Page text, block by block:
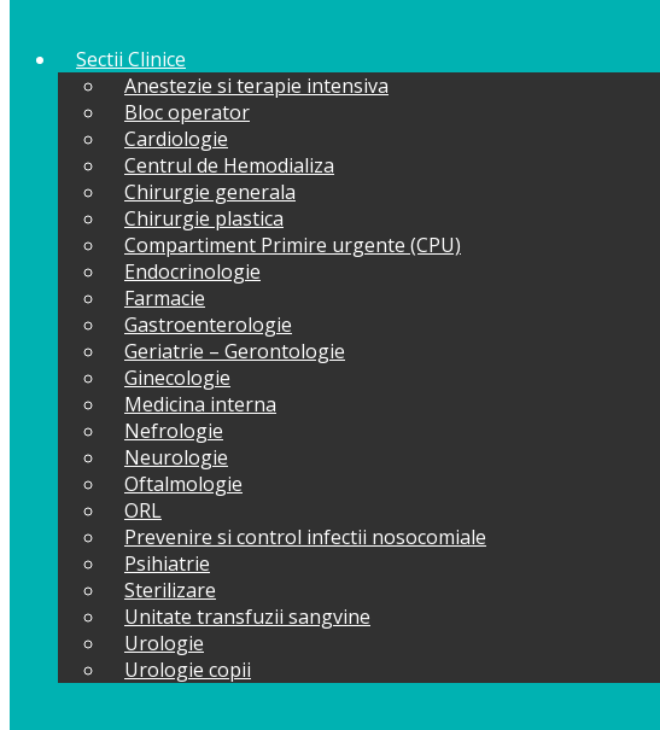
Sectii Clinice
Anestezie si terapie intensiva
Bloc operator
Cardiologie
Centrul de Hemodializa
Chirurgie generala
Chirurgie plastica
Compartiment Primire urgente (CPU)
Endocrinologie
Farmacie
Gastroenterologie
Geriatrie – Gerontologie
Ginecologie
Medicina interna
Nefrologie
Neurologie
Oftalmologie
ORL
Prevenire si control infectii nosocomiale
Psihiatrie
Sterilizare
Unitate transfuzii sangvine
Urologie
Urologie copii